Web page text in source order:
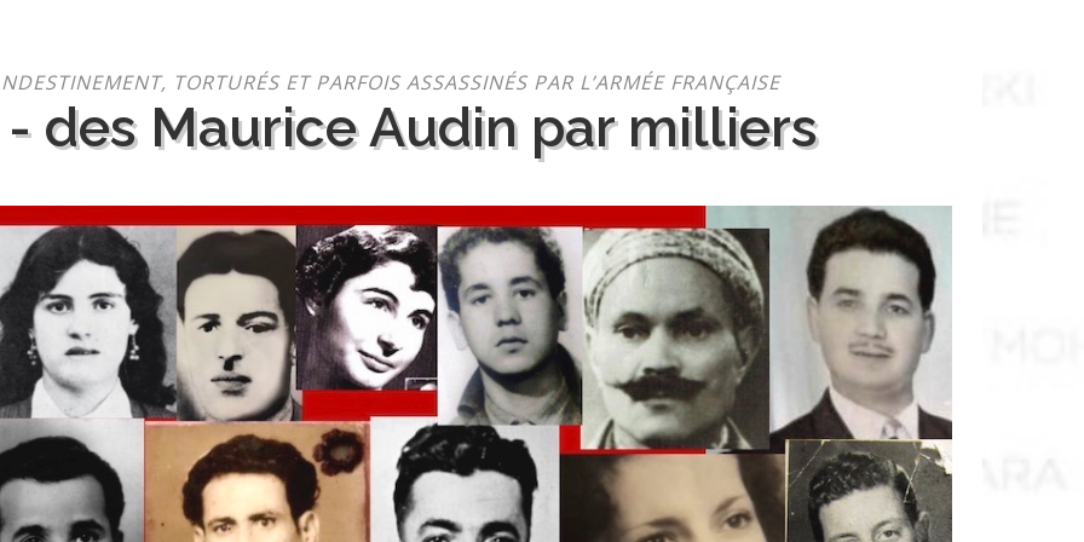
TORTURÉS ET PARFOIS ASSASSINÉS PAR L’ARMÉE FRANÇAISE
des Maurice Audin par milliers